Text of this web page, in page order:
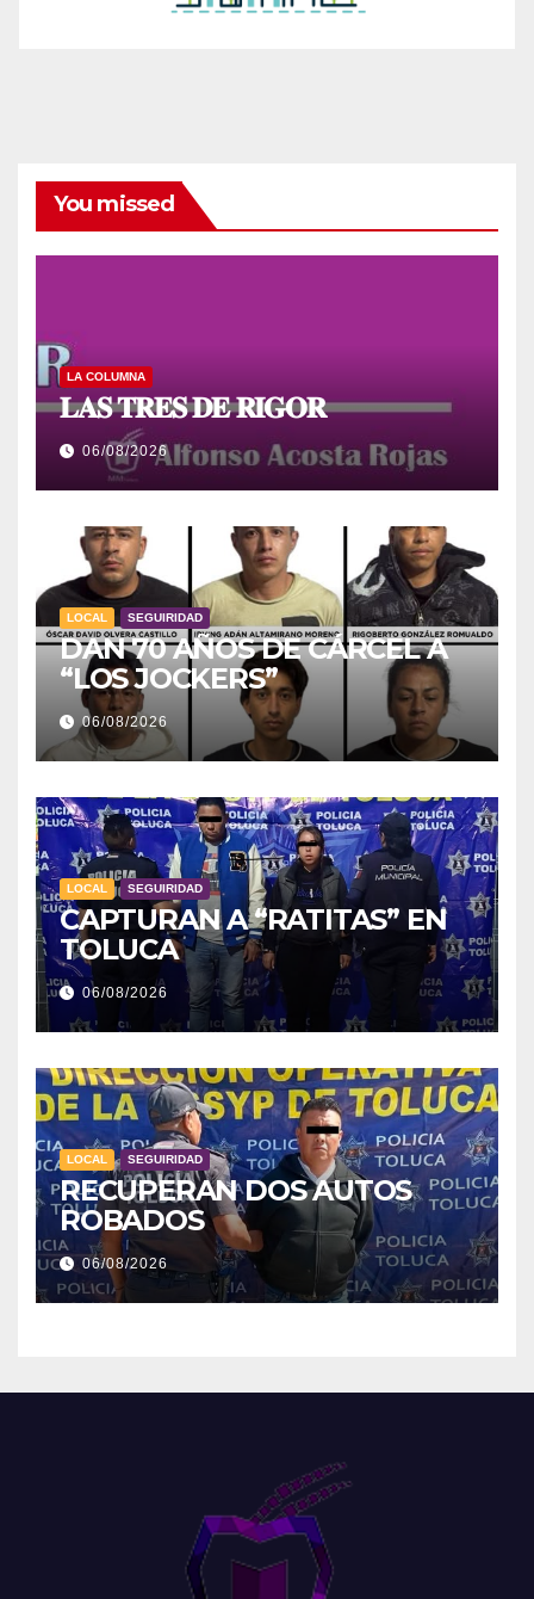
You missed
LA COLUMNA
𝐋𝐀𝐒 𝐓𝐑𝐄𝐒 𝐃𝐄 𝐑𝐈𝐆𝐎𝐑
06/08/2026
LOCAL SEGUIRIDAD
DAN 70 AÑOS DE CÁRCEL A
“LOS JOCKERS”
06/08/2026
LOCAL SEGUIRIDAD
CAPTURAN A “RATITAS” EN
TOLUCA
06/08/2026
LOCAL SEGUIRIDAD
RECUPERAN DOS AUTOS
ROBADOS
06/08/2026